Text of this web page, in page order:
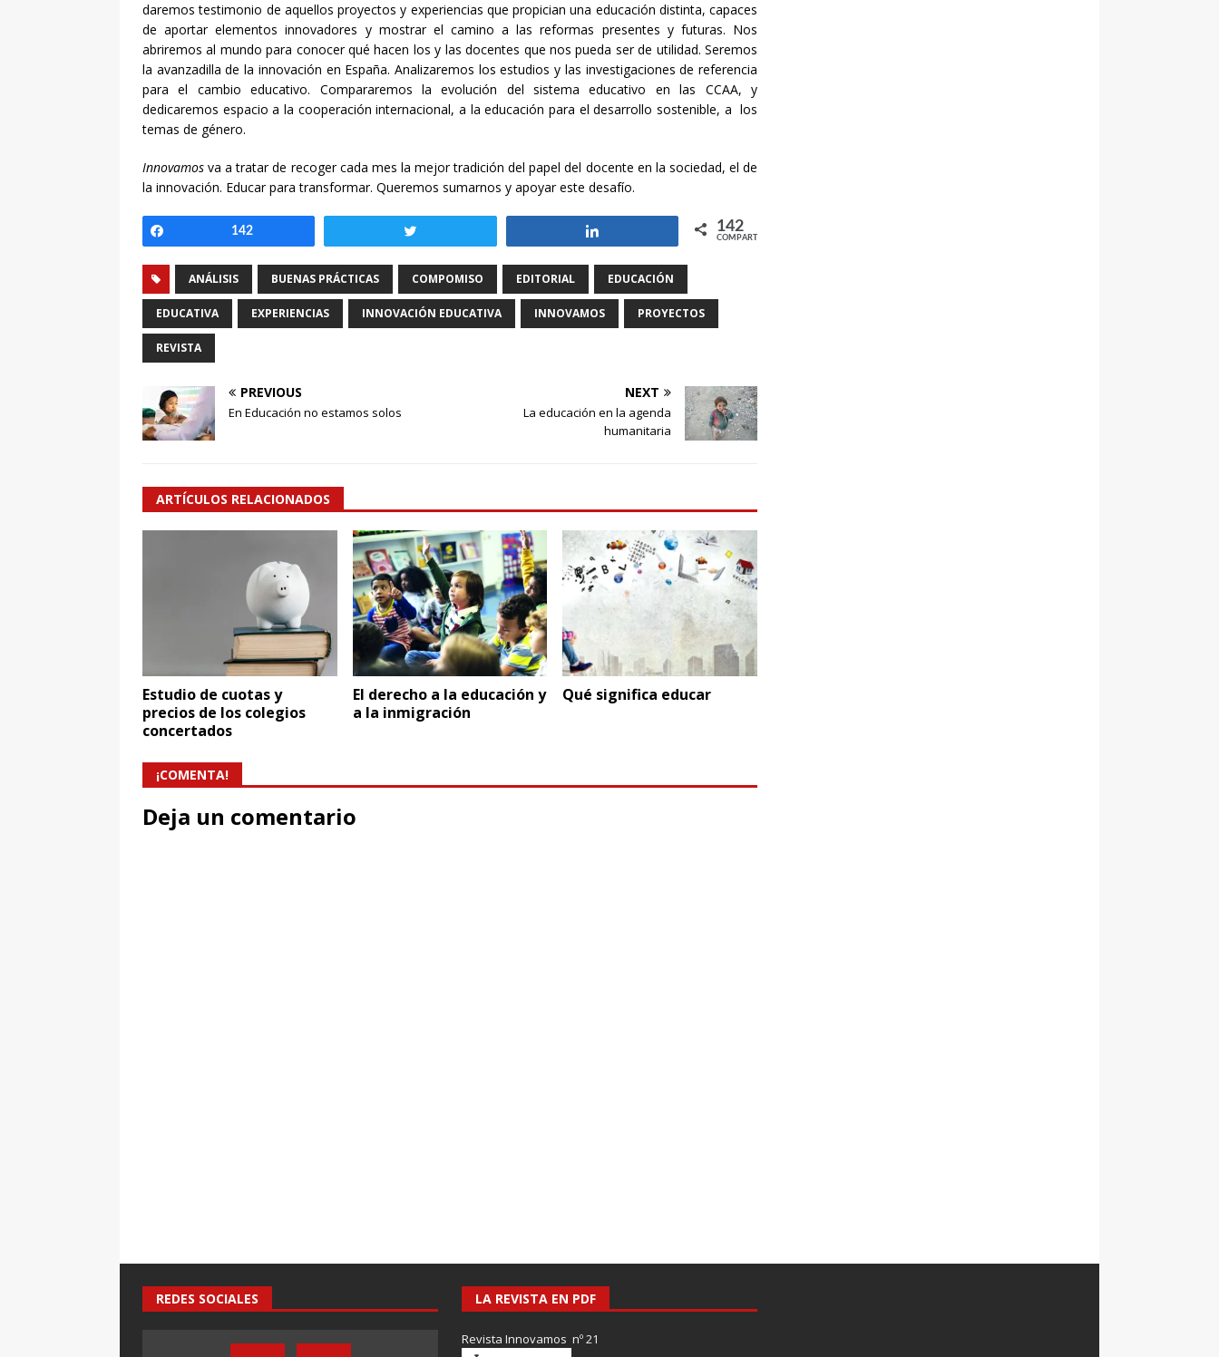
daremos testimonio de aquellos proyectos y experiencias que propician una educación distinta, capaces
de aportar elementos innovadores y mostrar el camino a las reformas presentes y futuras. Nos
abriremos al mundo para conocer qué hacen los y las docentes que nos pueda ser de utilidad. Seremos
la avanzadilla de la innovación en España. Analizaremos los estudios y las investigaciones de referencia
para el cambio educativo. Compararemos la evolución del sistema educativo en las CCAA, y
dedicaremos espacio a la cooperación internacional, a la educación para el desarrollo sostenible, a los
temas de género.
Innovamosva a tratar de recoger cada mes la mejor tradición del papel del docente en la sociedad, el de
la innovación. Educar para transformar. Queremos sumarnos y apoyar este desafío.
Compartir142 142
COMPARTIR
ANÁLISIS BUENAS PRÁCTICAS COMPOMISO EDITORIAL EDUCACIÓN
EDUCATIVA EXPERIENCIAS INNOVACIÓN EDUCATIVA INNOVAMOS PROYECTOS
REVISTA
PREVIOUS
En Educación no estamos solos
NEXT
La educación en la agenda
humanitaria
ARTÍCULOS RELACIONADOS
Estudio de cuotas y
precios de los colegios
concertados
El derecho a la educación y
a la inmigración
Qué significa educar
¡COMENTA!
Deja un comentario
REDES SOCIALES LA REVISTA EN PDF
Revista Innovamos nº 21